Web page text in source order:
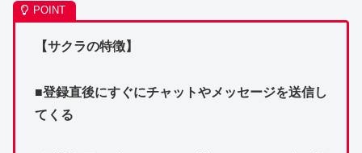
【サクラの特徴】
■登録直後にすぐにチャットやメッセージを送信し
てくる